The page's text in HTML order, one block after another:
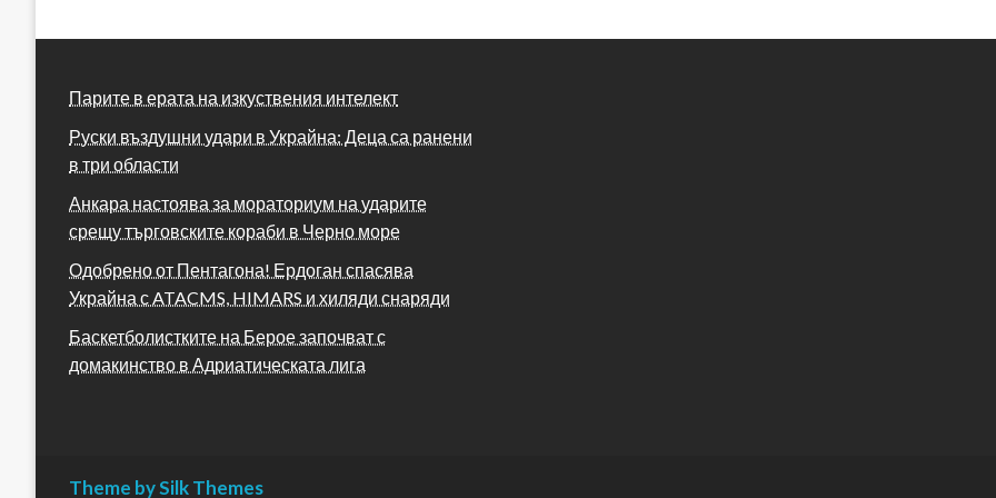
Парите в ерата на изкуствения интелект
Руски въздушни удари в Украйна: Деца са ранени
в три области
Анкара настоява за мораториум на ударите
срещу търговските кораби в Черно море
Одобрено от Пентагона! Ердоган спасява
Украйна с ATACMS, HIMARS и хиляди снаряди
Баскетболистките на Берое започват с
домакинство в Адриатическата лига
Theme by Silk Themes